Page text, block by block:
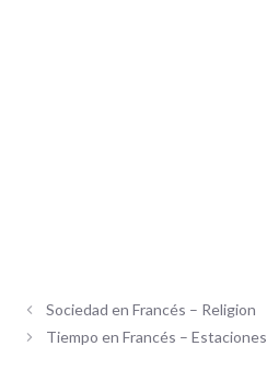
Sociedad en Francés – Religion
Tiempo en Francés – Estaciones